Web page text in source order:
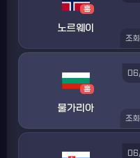
홈
노르웨이
조
홈
불가리아
조